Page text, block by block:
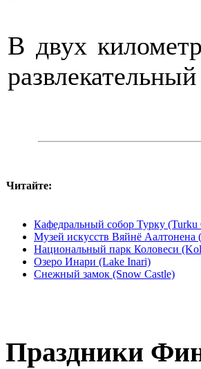
В двух
Читайте:
Кафедральный собор Турку (Turku
Музей искусств Вяйнё Аалтонена
Национальный парк Коловеси
Озеро Инари (Lake Inari)
Снежный замок (Snow Castle)
Праздники